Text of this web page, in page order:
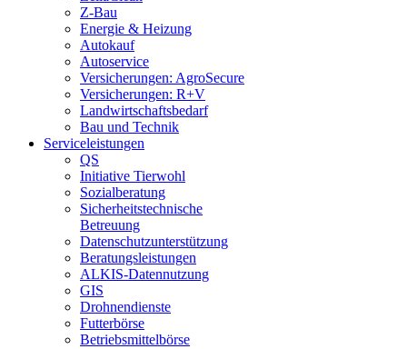
Z-Bau
Energie & Heizung
Autokauf
Autoservice
Versicherungen: AgroSecure
Versicherungen: R+V
Landwirtschaftsbedarf
Bau und Technik
Service­­leistungen
QS
Initiative Tierwohl
Sozialberatung
Sicherheitstechnische
Betreuung
Datenschutzunterstützung
Beratungsleistungen
ALKIS-Datennutzung
GIS
Drohnendienste
Futterbörse
Betriebsmittelbörse